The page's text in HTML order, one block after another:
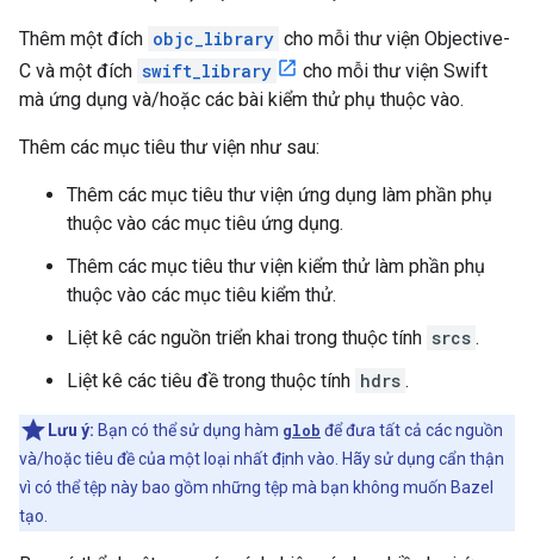
Thêm một đích objc_library cho mỗi thư viện Objective-
C và một đích swift_library
cho mỗi thư viện Swift
mà ứng dụng và/hoặc các bài kiểm thử phụ thuộc vào.
Thêm các mục tiêu thư viện như sau:
Thêm các mục tiêu thư viện ứng dụng làm phần phụ
thuộc vào các mục tiêu ứng dụng.
Thêm các mục tiêu thư viện kiểm thử làm phần phụ
thuộc vào các mục tiêu kiểm thử.
Liệt kê các nguồn triển khai trong thuộc tính srcs .
Liệt kê các tiêu đề trong thuộc tính hdrs .
Lưu ý: Bạn có thể sử dụng hàm glob để đưa tất cả các nguồn
và/hoặc tiêu đề của một loại nhất định vào. Hãy sử dụng cẩn thận
vì có thể tệp này bao gồm những tệp mà bạn không muốn Bazel
tạo.